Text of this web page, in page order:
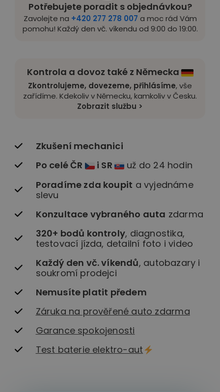
Potřebujete poradit s objednávkou?
Zavolejte na +420 277 278 007 a moc rád Vám
pomohu! Každý den vč. víkendu od 9:00 do 19:00.
Kontrola a dovoz také z Německa
Zkontrolujeme, dovezeme, přihlásíme, vše
zařídíme. Kdekoliv v Německu, kamkoliv v Česku.
Zobrazit službu >
Zkušení mechanici
Po celé ČR
i SR
už do 24 hodin
Poradíme zda koupit a vyjednáme
slevu
Konzultace vybraného auta zdarma
320+ bodů kontroly, diagnostika,
testovací jízda, detailní foto i video
Každý den vč. víkendů, autobazary i
soukromí prodejci
Nemusíte platit předem
Záruka na prověřené auto zdarma
Garance spokojenosti
Test baterie elektro-aut